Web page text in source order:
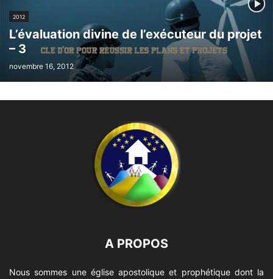
2012
L’évaluation divine de l’exécuteur du projet
– 3
novembre 16, 2012
A PROPOS
Nous sommes une église apostolique et prophétique dont la